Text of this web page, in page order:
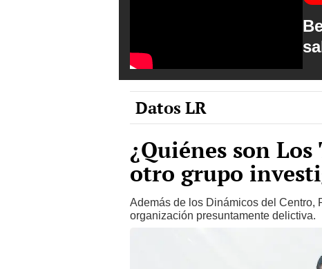
Datos LR
¿Quiénes son
otro grupo
Además de los Dinámicos del Centro,
organización presuntamente delictiva.